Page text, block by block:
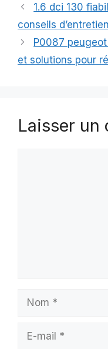
1.6 dci 130
conseils d’entretien
P0087
et solutions pour
Laisser un
mail